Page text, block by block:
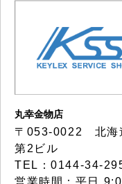
丸幸金物店
〒053-0022 北海
第2ビル
TEL：0144-34-
営業時間：平日